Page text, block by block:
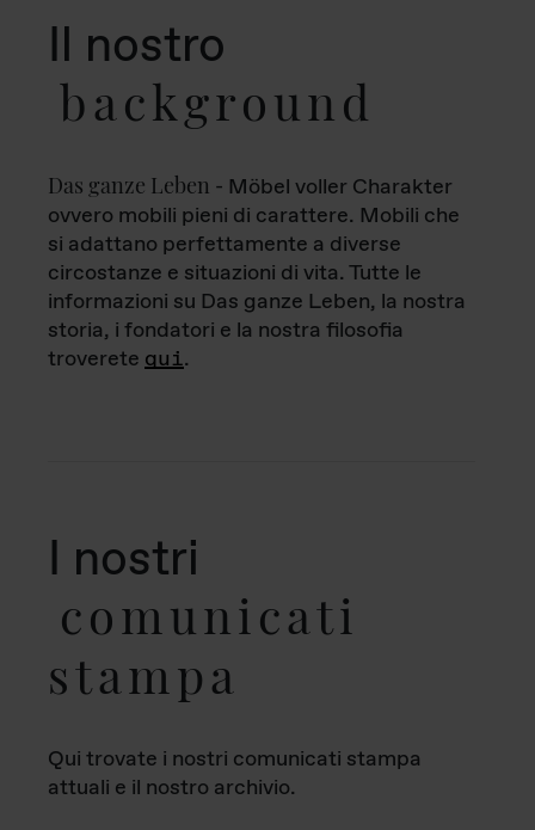
Il nostro
background
Das ganze Leben - Möbel voller Charakter
ovvero mobili pieni di carattere. Mobili che
si adattano perfettamente a diverse
circostanze e situazioni di vita. Tutte le
informazioni su Das ganze Leben, la nostra
storia, i fondatori e la nostra filosofia
troverete qui.
I nostri
comunicati
stampa
Qui trovate i nostri comunicati stampa
attuali e il nostro archivio.